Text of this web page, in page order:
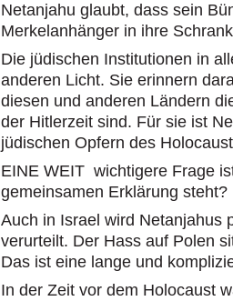
Netanjahu glaubt, dass sein
Merkelanhänger in ihre
Die jüdischen Institutionen in
anderen Licht. Sie erinnern
diesen und anderen Ländern
der Hitlerzeit sind. Für sie ist
jüdischen Opfern des
EINE WEIT wichtigere Frage
gemeinsamen Erklärung steht?
Auch in Israel wird Netanjahus
verurteilt. Der Hass auf Polen
Das ist eine lange und
In der Zeit vor dem Holocaust